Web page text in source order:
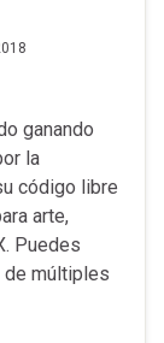
ganando
la
código libre
arte,
Puedes
de múltiples